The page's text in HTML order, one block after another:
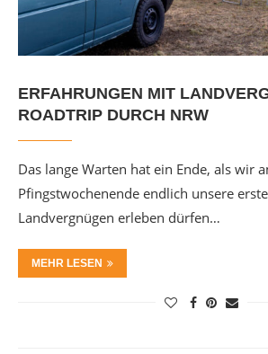
ERFAHRUNGEN MIT
ROADTRIP DURCH NRW
Das lange Warten hat ein Ende, als wir
Pfingstwochenende endlich unsere
Landvergnügen erleben dürfen…
MEHR LESEN